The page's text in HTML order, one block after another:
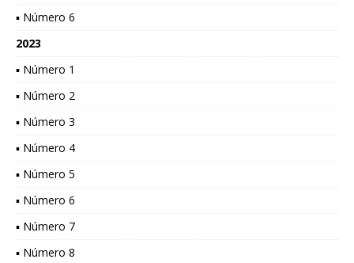
▪ Número 6
2023
▪ Número 1
▪ Número 2
▪ Número 3
▪ Número 4
▪ Número 5
▪ Número 6
▪ Número 7
▪ Número 8